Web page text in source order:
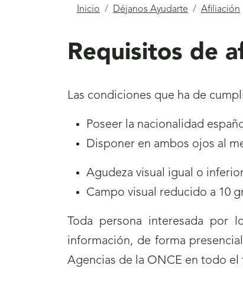
Está
Inicio Déjanos Ayudarte Afiliación
Requisitos de
Las condiciones que ha de
Poseer la nacionalidad
Disponer en ambos ojos al
Agudeza visual igual o
Campo visual reducido a 10
Toda persona interesada por
información, de forma
Agencias de la ONCE en todo